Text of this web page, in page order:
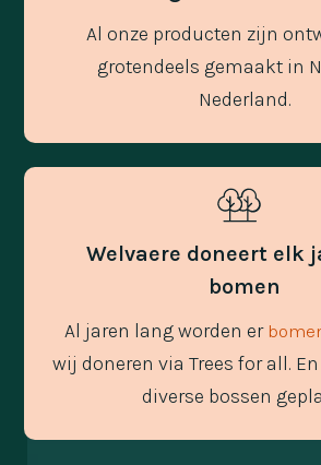
Al onze producten zijn
grotendeels gemaakt in
Nederland.
Welvaere doneert elk
bomen
Al jaren lang worden er
wij doneren via Trees for all.
diverse bossen